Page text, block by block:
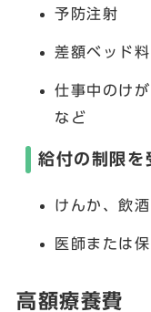
予防注射
差額ベッド
仕事中のけ
など
給付の制限を
けんか、飲
医師または
高額療養費